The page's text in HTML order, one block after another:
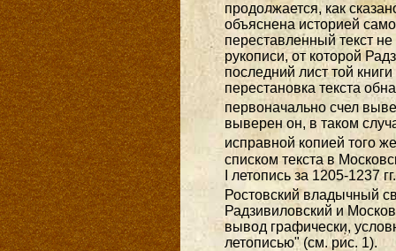
продолжается, как
объяснена историей
переставленный текст
рукописи, от которой
последний лист той
перестановка текста
первоначально счел
выверен он, в таком
исправной копией того
списком текста в
I летопись за 1205-1237
Ростовский владычный
Радзивиловский и
вывод графически,
летописью" (см. рис. 1).